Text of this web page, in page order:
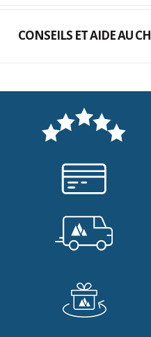
CONSEILS ET AIDE AU